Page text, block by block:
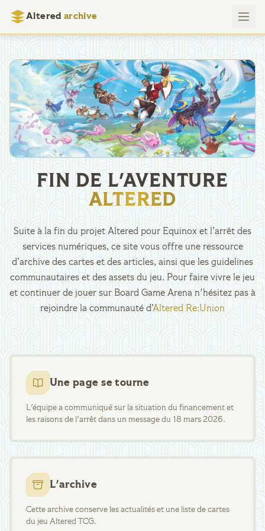
Altered archive
FIN DE L'AVENTURE
ALTERED
Suite à la fin du projet Altered pour Equinox et l’arrêt des
services numériques, ce site vous offre une ressource
d’archive des cartes et des articles, ainsi que les guidelines
communautaires et des assets du jeu. Pour faire vivre le jeu
et continuer de jouer sur Board Game Arena n'hésitez pas à
rejoindre la communauté d’Altered Re:Union
Une page se tourne
L'équipe a communiqué sur la situation du financement et
les raisons de l'arrêt dans un message du 18 mars 2026.
L'archive
Cette archive conserve les actualités et une liste de cartes
du jeu Altered TCG.